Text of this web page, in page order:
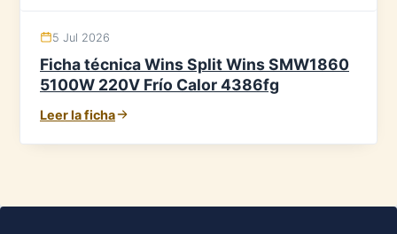
5 Jul 2026
Ficha técnica Wins Split Wins SMW1860
5100W 220V Frío Calor 4386fg
Leer la ficha